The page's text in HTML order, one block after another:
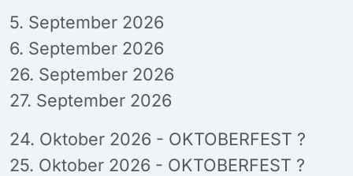
5. September 2026
6. September 2026
26. September 2026
27. September 2026
24. Oktober 2026 - OKTOBERFEST ?
25. Oktober 2026 - OKTOBERFEST ?